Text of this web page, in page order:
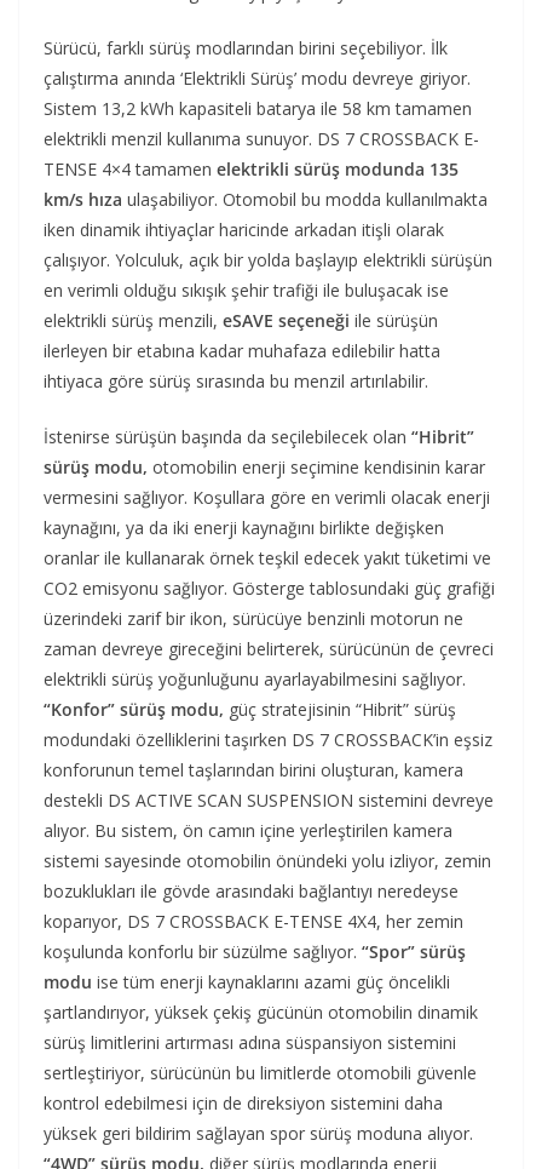
Sürücü, farklı sürüş modlarından birini seçebiliyor. İlk
çalıştırma anında ‘Elektrikli Sürüş’ modu devreye giriyor.
Sistem 13,2 kWh kapasiteli batarya ile 58 km tamamen
elektrikli menzil kullanıma sunuyor. DS 7 CROSSBACK E-
TENSE 4×4 tamamen elektrikli sürüş modunda 135
km/s hıza ulaşabiliyor. Otomobil bu modda kullanılmakta
iken dinamik ihtiyaçlar haricinde arkadan itişli olarak
çalışıyor. Yolculuk, açık bir yolda başlayıp elektrikli sürüşün
en verimli olduğu sıkışık şehir trafiği ile buluşacak ise
elektrikli sürüş menzili, eSAVE seçeneği ile sürüşün
ilerleyen bir etabına kadar muhafaza edilebilir hatta
ihtiyaca göre sürüş sırasında bu menzil artırılabilir.
İstenirse sürüşün başında da seçilebilecek olan “Hibrit”
sürüş modu, otomobilin enerji seçimine kendisinin karar
vermesini sağlıyor. Koşullara göre en verimli olacak enerji
kaynağını, ya da iki enerji kaynağını birlikte değişken
oranlar ile kullanarak örnek teşkil edecek yakıt tüketimi ve
CO2 emisyonu sağlıyor. Gösterge tablosundaki güç grafiği
üzerindeki zarif bir ikon, sürücüye benzinli motorun ne
zaman devreye gireceğini belirterek, sürücünün de çevreci
elektrikli sürüş yoğunluğunu ayarlayabilmesini sağlıyor.
“Konfor” sürüş modu, güç stratejisinin “Hibrit” sürüş
modundaki özelliklerini taşırken DS 7 CROSSBACK’in eşsiz
konforunun temel taşlarından birini oluşturan, kamera
destekli DS ACTIVE SCAN SUSPENSION sistemini devreye
alıyor. Bu sistem, ön camın içine yerleştirilen kamera
sistemi sayesinde otomobilin önündeki yolu izliyor, zemin
bozuklukları ile gövde arasındaki bağlantıyı neredeyse
koparıyor, DS 7 CROSSBACK E-TENSE 4X4, her zemin
koşulunda konforlu bir süzülme sağlıyor. “Spor” sürüş
modu ise tüm enerji kaynaklarını azami güç öncelikli
şartlandırıyor, yüksek çekiş gücünün otomobilin dinamik
sürüş limitlerini artırması adına süspansiyon sistemini
sertleştiriyor, sürücünün bu limitlerde otomobili güvenle
kontrol edebilmesi için de direksiyon sistemini daha
yüksek geri bildirim sağlayan spor sürüş moduna alıyor.
“4WD” sürüş modu, diğer sürüş modlarında enerji